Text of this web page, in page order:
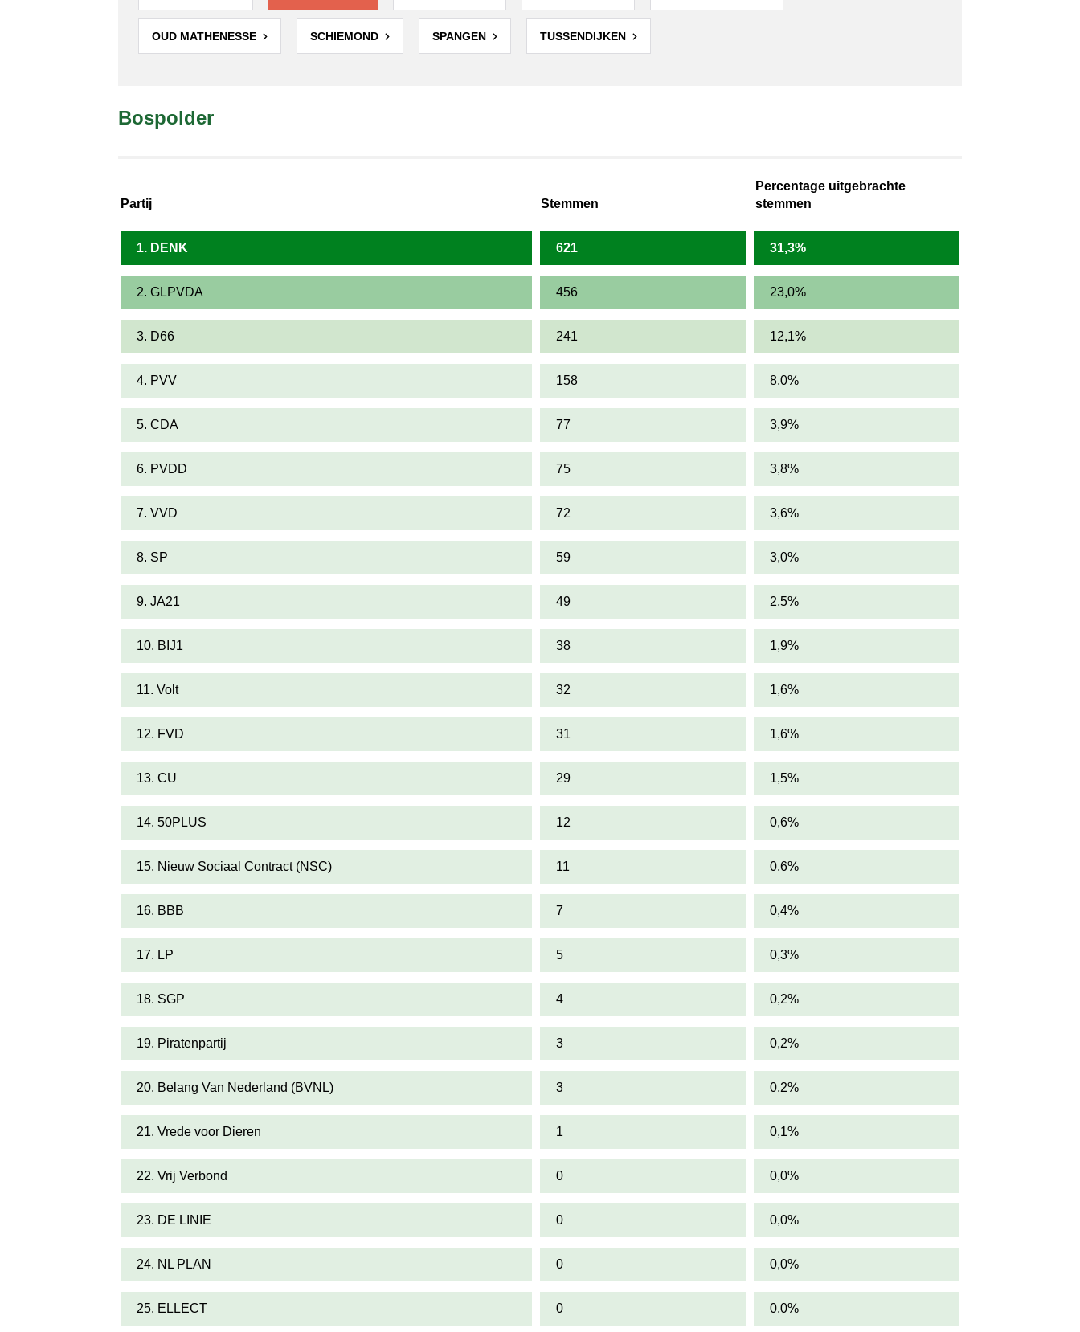
OUD MATHENESSE SCHIEMOND SPANGEN TUSSENDIJKEN
Bospolder
Partij Stemmen
Percentage uitgebrachte
stemmen
1. DENK 621 31,3%
2. GLPVDA 456 23,0%
3. D66 241 12,1%
4. PVV 158 8,0%
5. CDA 77 3,9%
6. PVDD 75 3,8%
7. VVD 72 3,6%
8. SP 59 3,0%
9. JA21 49 2,5%
10. BIJ1 38 1,9%
11. Volt 32 1,6%
12. FVD 31 1,6%
13. CU 29 1,5%
14. 50PLUS 12 0,6%
15. Nieuw Sociaal Contract (NSC) 11 0,6%
16. BBB 7 0,4%
17. LP 5 0,3%
18. SGP 4 0,2%
19. Piratenpartij 3 0,2%
20. Belang Van Nederland (BVNL) 3 0,2%
21. Vrede voor Dieren 1 0,1%
22. Vrij Verbond 0 0,0%
23. DE LINIE 0 0,0%
24. NL PLAN 0 0,0%
25. ELLECT 0 0,0%